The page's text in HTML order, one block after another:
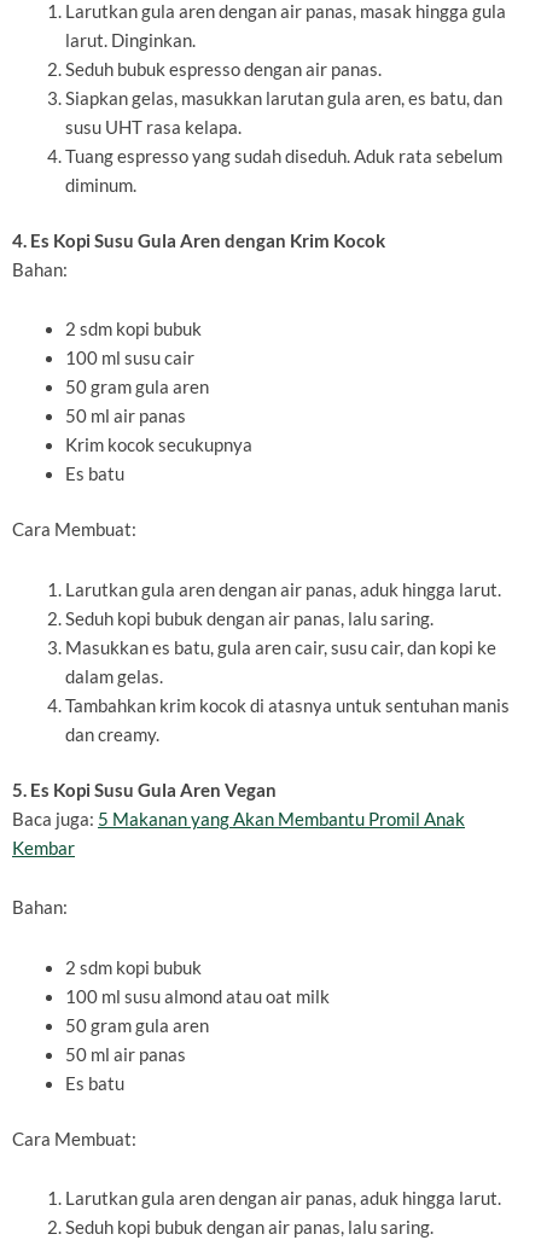
Larutkan gula aren dengan air panas, masak hingga gula
larut. Dinginkan.
Seduh bubuk espresso dengan air panas.
Siapkan gelas, masukkan larutan gula aren, es batu, dan
susu UHT rasa kelapa.
Tuang espresso yang sudah diseduh. Aduk rata sebelum
diminum.
4. Es Kopi Susu Gula Aren dengan Krim Kocok
Bahan:
2 sdm kopi bubuk
100 ml susu cair
50 gram gula aren
50 ml air panas
Krim kocok secukupnya
Es batu
Cara Membuat:
Larutkan gula aren dengan air panas, aduk hingga larut.
Seduh kopi bubuk dengan air panas, lalu saring.
Masukkan es batu, gula aren cair, susu cair, dan kopi ke
dalam gelas.
Tambahkan krim kocok di atasnya untuk sentuhan manis
dan creamy.
5. Es Kopi Susu Gula Aren Vegan
Baca juga: 5 Makanan yang Akan Membantu Promil Anak
Kembar
Bahan:
2 sdm kopi bubuk
100 ml susu almond atau oat milk
50 gram gula aren
50 ml air panas
Es batu
Cara Membuat:
Larutkan gula aren dengan air panas, aduk hingga larut.
Seduh kopi bubuk dengan air panas, lalu saring.